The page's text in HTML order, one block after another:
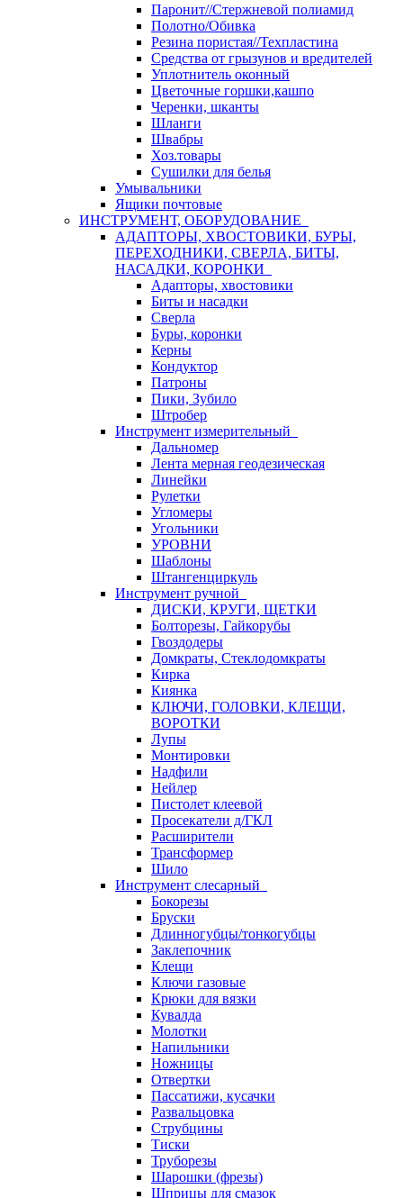
Паронит//Стержневой полиамид
Полотно/Обивка
Резина пористая//Техпластина
Средства от грызунов и вредителей
Уплотнитель оконный
Цветочные горшки,кашпо
Черенки, шканты
Шланги
Швабры
Хоз.товары
Сушилки для белья
Умывальники
Ящики почтовые
ИНСТРУМЕНТ, ОБОРУДОВАНИЕ
АДАПТОРЫ, ХВОСТОВИКИ, БУРЫ,
ПЕРЕХОДНИКИ, СВЕРЛА, БИТЫ,
НАСАДКИ, КОРОНКИ
Адапторы, хвостовики
Биты и насадки
Сверла
Буры, коронки
Керны
Кондуктор
Патроны
Пики, Зубило
Штробер
Инструмент измерительный
Дальномер
Лента мерная геодезическая
Линейки
Рулетки
Угломеры
Угольники
УРОВНИ
Шаблоны
Штангенциркуль
Инструмент ручной
ДИСКИ, КРУГИ, ЩЕТКИ
Болторезы, Гайкорубы
Гвоздодеры
Домкраты, Стеклодомкраты
Кирка
Киянка
КЛЮЧИ, ГОЛОВКИ, КЛЕЩИ,
ВОРОТКИ
Лупы
Монтировки
Надфили
Нейлер
Пистолет клеевой
Просекатели д/ГКЛ
Расширители
Трансформер
Шило
Инструмент слесарный
Бокорезы
Бруски
Длинногубцы/тонкогубцы
Заклепочник
Клещи
Ключи газовые
Крюки для вязки
Кувалда
Молотки
Напильники
Ножницы
Отвертки
Пассатижи, кусачки
Развальцовка
Струбцины
Тиски
Труборезы
Шарошки (фрезы)
Шприцы для смазок